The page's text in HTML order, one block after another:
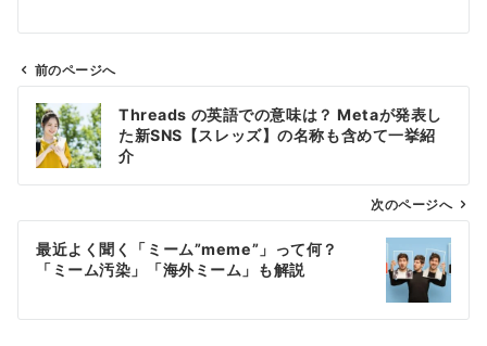
ン
前のページへ
Threads の英語での意味は？ Metaが発表し
た新SNS【スレッズ】の名称も含めて一挙紹
介
次のページへ
最近よく聞く「ミーム”meme”」って何？
「ミーム汚染」「海外ミーム」も解説